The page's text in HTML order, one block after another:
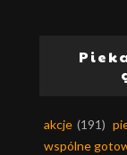
akcje (191)
wspólne